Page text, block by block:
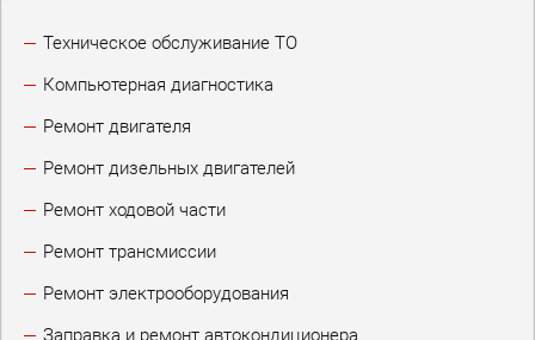
Техническое обслуживание ТО
Компьютерная диагностика
Ремонт двигателя
Ремонт дизельных двигателей
Ремонт ходовой части
Ремонт трансмиссии
Ремонт электрооборудования
Заправка и ремонт автокондиционера